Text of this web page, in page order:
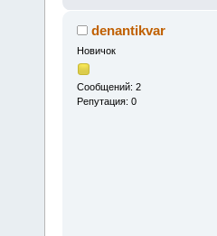
denantikvar
Новичок
Сообщений: 2
Репутация: 0